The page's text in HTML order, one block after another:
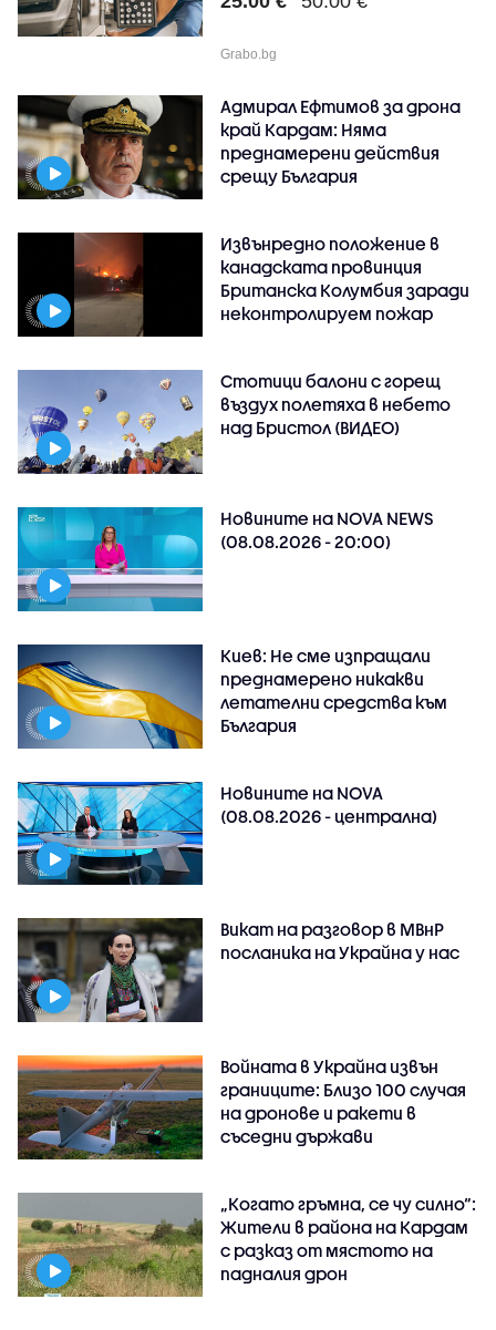
Grabo.bg
Адмирал Ефтимов за дрона
край Кардам: Няма
преднамерени действия
срещу България
Извънредно положение в
канадската провинция
Британска Колумбия заради
неконтролируем пожар
Стотици балони с горещ
въздух полетяха в небето
над Бристол (ВИДЕО)
Новините на NOVA NEWS
(08.08.2026 - 20:00)
Киев: Не сме изпращали
преднамерено никакви
летателни средства към
България
Новините на NOVA
(08.08.2026 - централна)
Викат на разговор в МВнР
посланика на Украйна у нас
Войната в Украйна извън
границите: Близо 100 случая
на дронове и ракети в
съседни държави
„Когато гръмна, се чу силно“:
Жители в района на Кардам
с разказ от мястото на
падналия дрон